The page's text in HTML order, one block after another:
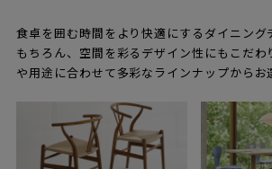
食卓を囲む時間をより快適にするダイニング
もちろん、空間を彩るデザイン性にもこだわ
や用途に合わせて多彩なラインナップからお